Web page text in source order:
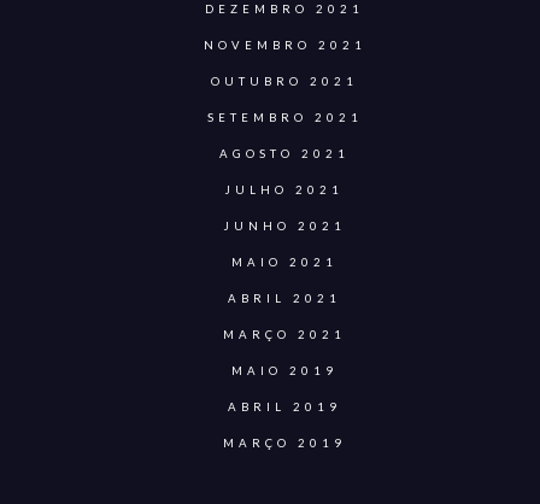
DEZEMBRO 2021
NOVEMBRO 2021
OUTUBRO 2021
SETEMBRO 2021
AGOSTO 2021
JULHO 2021
JUNHO 2021
MAIO 2021
ABRIL 2021
MARÇO 2021
MAIO 2019
ABRIL 2019
MARÇO 2019